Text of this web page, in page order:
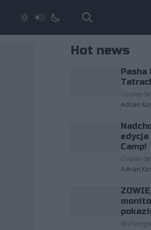
Hot news
Pasha
Counter-
Adrian
edycja
Camp!
Counter-
Adrian
Bez